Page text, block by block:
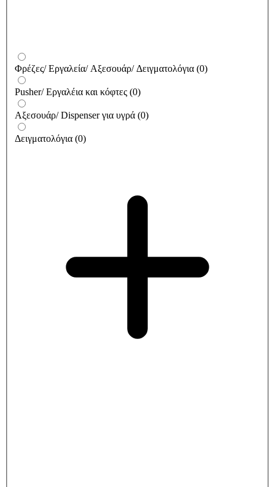
Φρέζες/ Εργαλεία/ Αξεσουάρ/ Δειγματολόγια (0)
Pusher/ Εργαλέια και κόφτες (0)
Αξεσουάρ/ Dispenser για υγρά (0)
Δειγματολόγια (0)